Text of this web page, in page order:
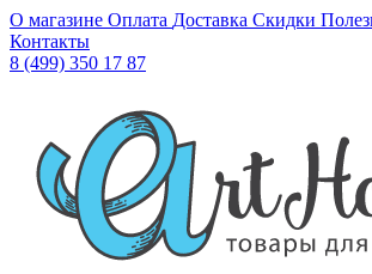
О магазине Оплата Доставка Скидки
Контакты
8 (499) 350 17 87